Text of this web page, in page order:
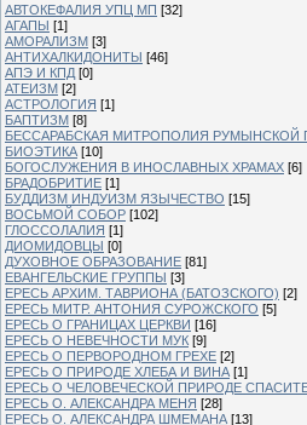
АВТОКЕФАЛИЯ УПЦ МП [32]
АГАПЫ [1]
АМОРАЛИЗМ [3]
АНТИХАЛКИДОНИТЫ [46]
АПЭ И КПД [0]
АТЕИЗМ [2]
АСТРОЛОГИЯ [1]
БАПТИЗМ [8]
БЕССАРАБСКАЯ МИТРОПОЛИЯ РУМЫНСКОЙ
БИОЭТИКА [10]
БОГОСЛУЖЕНИЯ В ИНОСЛАВНЫХ ХРАМАХ [6]
БРАДОБРИТИЕ [1]
БУДДИЗМ ИНДУИЗМ ЯЗЫЧЕСТВО [15]
ВОСЬМОЙ СОБОР [102]
ГЛОССОЛАЛИЯ [1]
ДИОМИДОВЦЫ [0]
ДУХОВНОЕ ОБРАЗОВАНИЕ [81]
ЕВАНГЕЛЬСКИЕ ГРУППЫ [3]
ЕРЕСЬ АРХИМ. ТАВРИОНА (БАТОЗСКОГО) [2]
ЕРЕСЬ МИТР. АНТОНИЯ СУРОЖСКОГО [5]
ЕРЕСЬ О ГРАНИЦАХ ЦЕРКВИ [16]
ЕРЕСЬ О НЕВЕЧНОСТИ МУК [9]
ЕРЕСЬ О ПЕРВОРОДНОМ ГРЕХЕ [2]
ЕРЕСЬ О ПРИРОДЕ ХЛЕБА И ВИНА [1]
ЕРЕСЬ О ЧЕЛОВЕЧЕСКОЙ ПРИРОДЕ
ЕРЕСЬ О. АЛЕКСАНДРА МЕНЯ [28]
ЕРЕСЬ О. АЛЕКСАНДРА ШМЕМАНА [13]